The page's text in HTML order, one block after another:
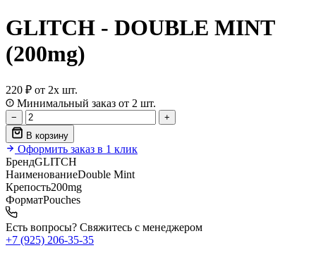
GLITCH - DOUBLE MINT
(200mg)
220 ₽ от 2х шт.
Минимальный заказ от 2 шт.
−
+
В корзину
Оформить заказ в 1 клик
БрендGLITCH
НаименованиеDouble Mint
Крепость200mg
ФорматPouches
Есть вопросы? Свяжитесь с менеджером
+7 (925) 206‑35‑35